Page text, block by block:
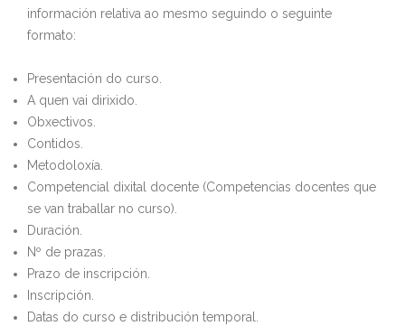
información relativa ao mesmo seguindo o seguinte
formato:
Presentación do curso.
A quen vai dirixido.
Obxectivos.
Contidos.
Metodoloxía.
Competencial dixital docente (Competencias docentes que
se van traballar no curso).
Duración.
Nº de prazas.
Prazo de inscripción.
Inscripción.
Datas do curso e distribución temporal.